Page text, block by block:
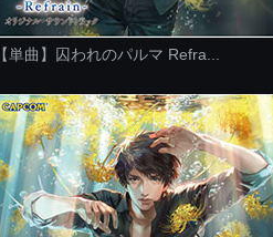
【単曲】囚われのパルマ Refra...